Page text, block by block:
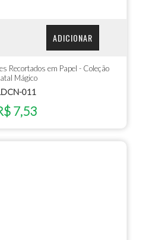
ADICIONAR
Recortados em Papel - Coleção
Mágico
011
7,53